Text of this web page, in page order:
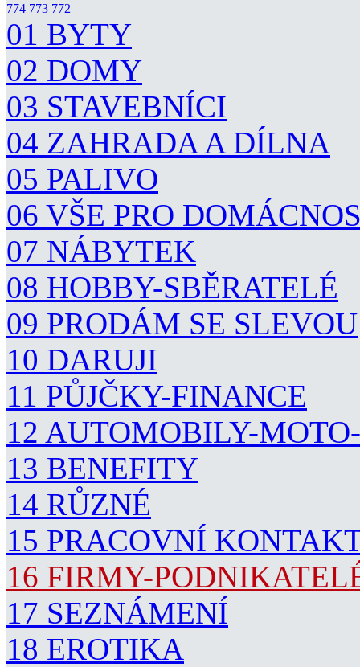
774 773 772
01 BYTY
02 DOMY
03 STAVEBNÍCI
04 ZAHRADA A DÍLNA
05 PALIVO
06 VŠE PRO
07 NÁBYTEK
08 HOBBY-SBĚRATELÉ
09 PRODÁM SE SLEVOU
10 DARUJI
11 PŮJČKY-FINANCE
12 AUTOMOBILY-
13 BENEFITY
14 RŮZNÉ
15 PRACOVNÍ
16 FIRMY-
17 SEZNÁMENÍ
18 EROTIKA